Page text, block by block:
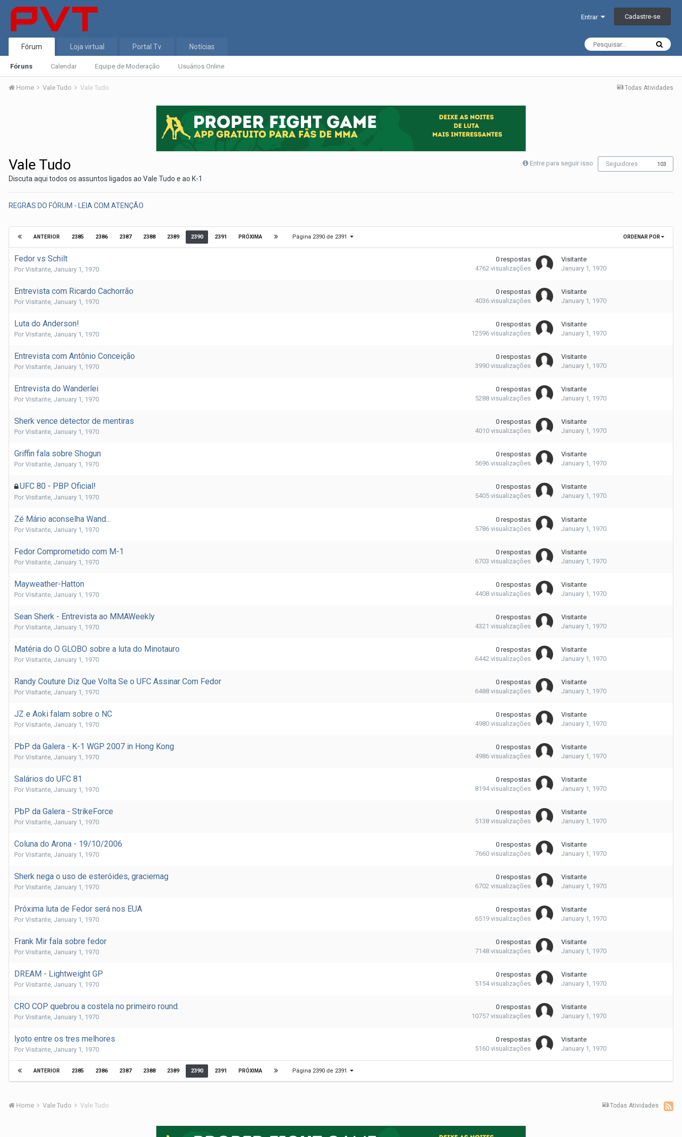
Entrar Cadastre-se
Fórum
Fóruns Calendar Equipe de Moderação Usuários Online
Loja virtual Portal Tv Notícias
Todas Atividades
Home Vale Tudo Vale Tudo
Vale Tudo Entre para seguir isso Seguidores 103
Discuta aqui todos os assuntos ligados ao Vale Tudo e ao K-1
REGRAS DO FÓRUM - LEIA COM ATENÇÃO
ORDENAR POR
ANTERIOR 2385 2386 2387 2388 2389 2390 2391 PRÓXIMA Página 2390 de 2391
Fedor vs Schilt
Por Visitante, January 1, 1970
0 respostas
4762 visualizações
Visitante
January 1, 1970
Entrevista com Ricardo Cachorrão
Por Visitante, January 1, 1970
0 respostas
4036 visualizações
Visitante
January 1, 1970
Luta do Anderson!
Por Visitante, January 1, 1970
0 respostas
12596 visualizações
Visitante
January 1, 1970
Entrevista com Antônio Conceição
Por Visitante, January 1, 1970
0 respostas
3990 visualizações
Visitante
January 1, 1970
Entrevista do Wanderlei
Por Visitante, January 1, 1970
0 respostas
5288 visualizações
Visitante
January 1, 1970
Sherk vence detector de mentiras
Por Visitante, January 1, 1970
0 respostas
4010 visualizações
Visitante
January 1, 1970
Griffin fala sobre Shogun
Por Visitante, January 1, 1970
0 respostas
5696 visualizações
Visitante
January 1, 1970
UFC 80 - PBP Oficial!
Por Visitante, January 1, 1970
0 respostas
5405 visualizações
Visitante
January 1, 1970
Zé Mário aconselha Wand...
Por Visitante, January 1, 1970
0 respostas
5786 visualizações
Visitante
January 1, 1970
Fedor Comprometido com M-1
Por Visitante, January 1, 1970
0 respostas
6703 visualizações
Visitante
January 1, 1970
Mayweather-Hatton
Por Visitante, January 1, 1970
0 respostas
4408 visualizações
Visitante
January 1, 1970
Sean Sherk - Entrevista ao MMAWeekly
Por Visitante, January 1, 1970
0 respostas
4321 visualizações
Visitante
January 1, 1970
Matéria do O GLOBO sobre a luta do Minotauro
Por Visitante, January 1, 1970
0 respostas
6442 visualizações
Visitante
January 1, 1970
Randy Couture Diz Que Volta Se o UFC Assinar Com Fedor
Por Visitante, January 1, 1970
0 respostas
6488 visualizações
Visitante
January 1, 1970
JZ e Aoki falam sobre o NC
Por Visitante, January 1, 1970
0 respostas
4980 visualizações
Visitante
January 1, 1970
PbP da Galera - K-1 WGP 2007 in Hong Kong
Por Visitante, January 1, 1970
0 respostas
4986 visualizações
Visitante
January 1, 1970
Salários do UFC 81
Por Visitante, January 1, 1970
0 respostas
8194 visualizações
Visitante
January 1, 1970
PbP da Galera - StrikeForce
Por Visitante, January 1, 1970
0 respostas
5138 visualizações
Visitante
January 1, 1970
Coluna do Arona - 19/10/2006
Por Visitante, January 1, 1970
0 respostas
7660 visualizações
Visitante
January 1, 1970
Sherk nega o uso de esteróides, graciemag
Por Visitante, January 1, 1970
0 respostas
6702 visualizações
Visitante
January 1, 1970
Próxima luta de Fedor será nos EUA
Por Visitante, January 1, 1970
0 respostas
6519 visualizações
Visitante
January 1, 1970
Frank Mir fala sobre fedor
Por Visitante, January 1, 1970
0 respostas
7148 visualizações
Visitante
January 1, 1970
DREAM - Lightweight GP
Por Visitante, January 1, 1970
0 respostas
5154 visualizações
Visitante
January 1, 1970
CRO COP quebrou a costela no primeiro round.
Por Visitante, January 1, 1970
0 respostas
10757 visualizações
Visitante
January 1, 1970
lyoto entre os tres melhores
Por Visitante, January 1, 1970
0 respostas
5160 visualizações
Visitante
January 1, 1970
ANTERIOR 2385 2386 2387 2388 2389 2390 2391 PRÓXIMA Página 2390 de 2391
Todas Atividades
Home Vale Tudo Vale Tudo